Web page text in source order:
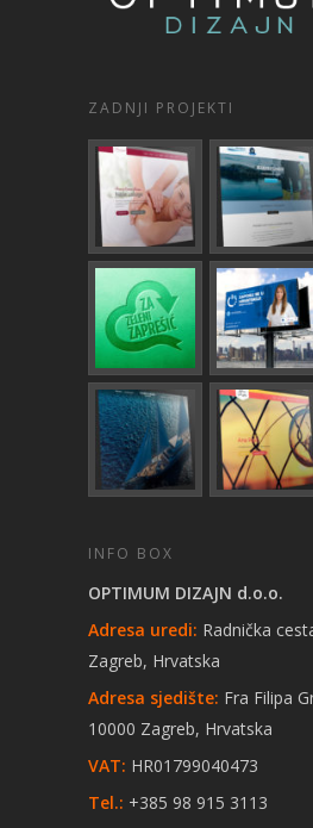
ZADNJI PROJEKTI
INFO BOX
OPTIMUM DIZAJN d.o.o.
Adresa uredi: Radnička
Zagreb, Hrvatska
Adresa sjedište: Fra Filipa
10000 Zagreb, Hrvatska
VAT: HR01799040473
Tel.: +385 98 915 3113